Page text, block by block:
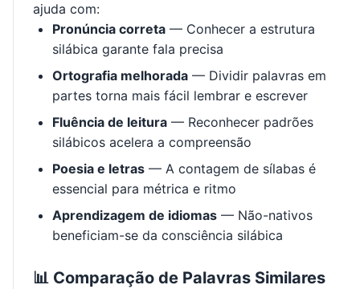
ajuda com:
Pronúncia correta — Conhecer a estrutura
silábica garante fala precisa
Ortografia melhorada — Dividir palavras em
partes torna mais fácil lembrar e escrever
Fluência de leitura — Reconhecer padrões
silábicos acelera a compreensão
Poesia e letras — A contagem de sílabas é
essencial para métrica e ritmo
Aprendizagem de idiomas — Não-nativos
beneficiam-se da consciência silábica
📊 Comparação de Palavras Similares